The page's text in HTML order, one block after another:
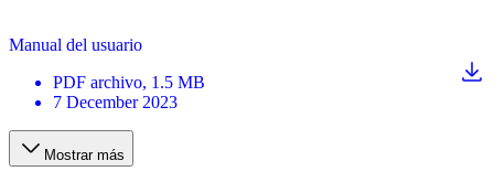
Manual del usuario
PDF archivo, 1.5 MB
7 December 2023
Mostrar más